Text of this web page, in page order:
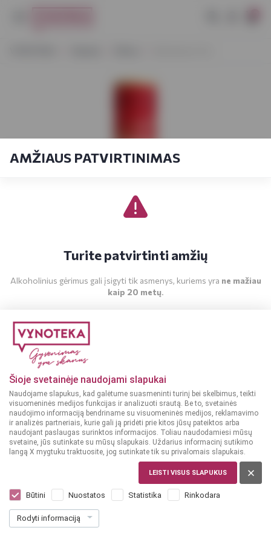
Šioje svetainėje naudojami slapukai
Naudojame slapukus, kad galėtume suasmeninti turinį bei skelbimus, teikti
visuomeninės medijos funkcijas ir analizuoti srautą. Be to, svetainės
naudojimo informaciją bendriname su visuomeninės medijos, reklamavimo
ir analizės partneriais, kurie gali ją pridėti prie kitos jūsų pateiktos arba
naudojant paslaugas surinktos informacijos. Toliau naudodamiesi mūsų
svetaine, jūs sutinkate su mūsų slapukais. Uždarius informacinį sutikimo
langą X mygtuku traktuosite, jog sutinkate tik su privalomais slapukais.
LEISTI VISUS SLAPUKUS
Būtini Nuostatos Statistika Rinkodara
Rodyti informaciją
AMŽIAUS PATVIRTINIMAS
Turite patvirtinti amžių
Alkoholinius gėrimus gali įsigyti tik asmenys, kuriems yra ne mažiau
kaip 20 metų.
Dar nėra balsų, galite įvertinti
1499€ 29.98 € / L